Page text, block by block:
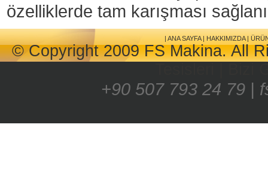
özelliklerde tam karışması
| ANA SAYFA| HAKKIMIZDA|
© Copyright 2009 FS Makina. All
+90 507 793 24 79 |